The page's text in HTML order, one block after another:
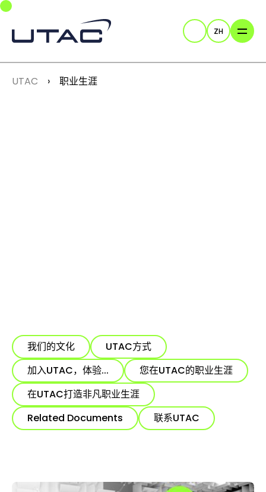
Skip to main navigation
Skip to main content
Skip to page footer
Search
ZH
You are here:
UTAC 职业生涯
我们的文化
UTAC方式
加入UTAC，体验...
您在UTAC的职业生涯
在UTAC打造非凡职业生涯
Related Documents
联系UTAC